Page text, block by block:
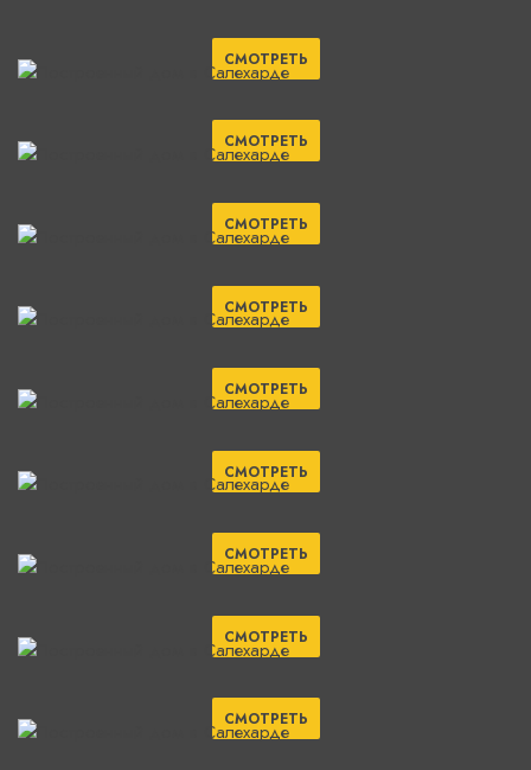
СМОТРЕТЬ
СМОТРЕТЬ
СМОТРЕТЬ
СМОТРЕТЬ
СМОТРЕТЬ
СМОТРЕТЬ
СМОТРЕТЬ
СМОТРЕТЬ
СМОТРЕТЬ